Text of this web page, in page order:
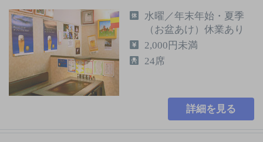
水曜／年末年始・夏季
（お盆あけ）休業あり
2,000円未満
24席
詳細を見る